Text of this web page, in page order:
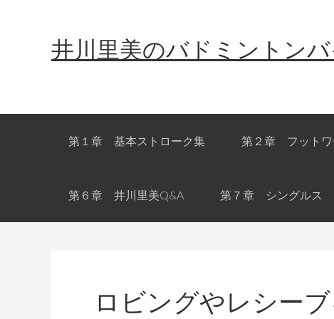
井川里美のバドミントン
navigation第１章 基本ストローク集 第２章 フットワ
第６章 井川里美Q&A 第７章 シングルス
ロビングやレシー